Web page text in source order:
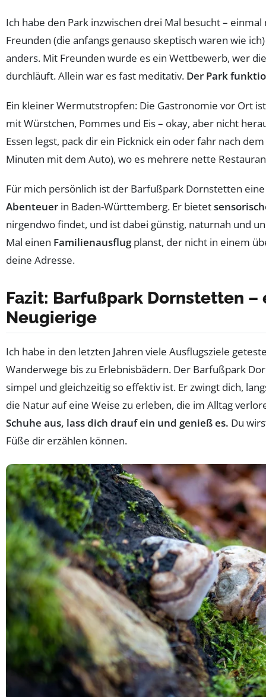
Ich habe den Park inzwischen drei Mal besucht –
Freunden (die anfangs genauso skeptisch waren wie
anders. Mit Freunden wurde es ein Wettbewerb, wer
durchläuft. Allein war es fast meditativ. Der Park
Ein kleiner Wermutstropfen: Die Gastronomie vor Ort
mit Würstchen, Pommes und Eis – okay, aber nicht
Essen legst, pack dir ein Picknick ein oder fahr nach
Minuten mit dem Auto), wo es mehrere nette
Für mich persönlich ist der Barfußpark Dornstetten
Abenteuer in Baden-Württemberg. Er bietet
nirgendwo findet, und ist dabei günstig, naturnah und
Mal einen Familienausflugplanst, der nicht in einem
deine Adresse.
Fazit: Barfußpark Dornstetten –
Neugierige
Ich habe in den letzten Jahren viele Ausflugsziele
Wanderwege bis zu Erlebnisbädern. Der Barfußpark
simpel und gleichzeitig so effektiv ist. Er zwingt dich,
die Natur auf eine Weise zu erleben, die im Alltag
Schuhe aus, lass dich drauf ein und genieß es. Du
Füße dir erzählen können.